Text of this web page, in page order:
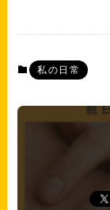
私の日常